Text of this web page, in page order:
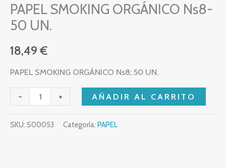
PAPEL SMOKING ORGÁNICO Ns8-
50 UN.
18,49 €
PAPEL SMOKING ORGÁNICO Ns8; 50 UN.
- + AÑADIR AL CARRITO
SKU: S00053 Categoría: PAPEL